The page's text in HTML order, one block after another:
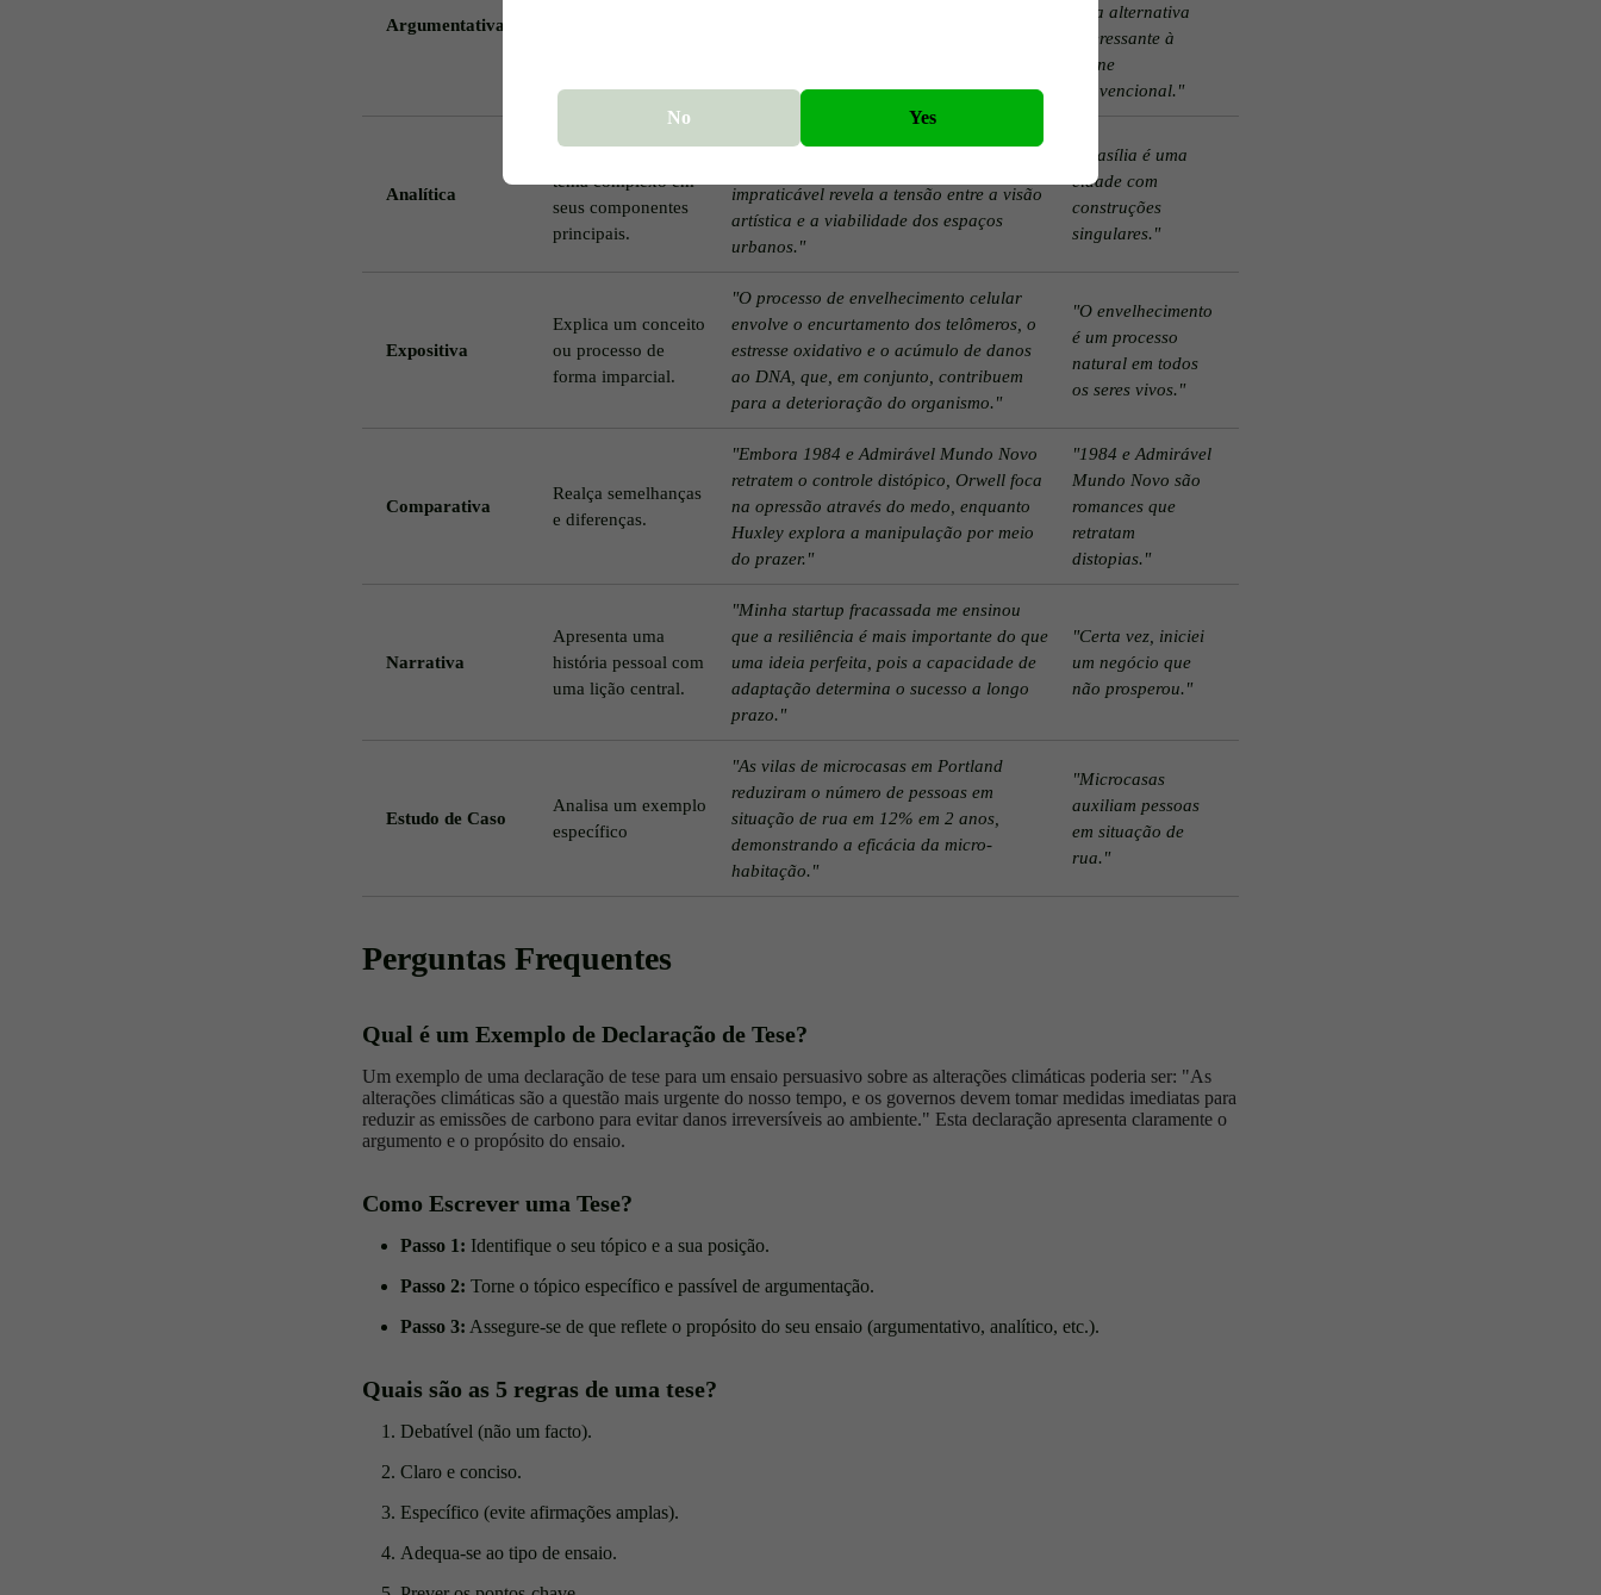
Argumentativa
uma alternativa
interessante à
carne
convencional."
Analítica
tema complexo em
seus componentes
principais.
"A arquitetura de Brasília reflete ideais
impraticável revela a tensão entre a visão
artística e a viabilidade dos espaços
urbanos."
"Brasília é uma
cidade com
construções
singulares."
Expositiva
Explica um conceito
ou processo de
forma imparcial.
"O processo de envelhecimento celular
envolve o encurtamento dos telômeros, o
estresse oxidativo e o acúmulo de danos
ao DNA, que, em conjunto, contribuem
para a deterioração do organismo."
"O envelhecimento
é um processo
natural em todos
os seres vivos."
Comparativa
Realça semelhanças
e diferenças.
"Embora 1984 e Admirável Mundo Novo
retratem o controle distópico, Orwell foca
na opressão através do medo, enquanto
Huxley explora a manipulação por meio
do prazer."
"1984 e Admirável
Mundo Novo são
romances que
retratam
distopias."
Narrativa
Apresenta uma
história pessoal com
uma lição central.
"Minha startup fracassada me ensinou
que a resiliência é mais importante do que
uma ideia perfeita, pois a capacidade de
adaptação determina o sucesso a longo
prazo."
"Certa vez, iniciei
um negócio que
não prosperou."
Estudo de Caso
Analisa um exemplo
específico
"As vilas de microcasas em Portland
reduziram o número de pessoas em
situação de rua em 12% em 2 anos,
demonstrando a eficácia da micro-
habitação."
"Microcasas
auxiliam pessoas
em situação de
rua."
Perguntas Frequentes
Qual é um Exemplo de Declaração de Tese?
Um exemplo de uma declaração de tese para um ensaio persuasivo sobre as alterações climáticas poderia ser: "As
alterações climáticas são a questão mais urgente do nosso tempo, e os governos devem tomar medidas imediatas para
reduzir as emissões de carbono para evitar danos irreversíveis ao ambiente." Esta declaração apresenta claramente o
argumento e o propósito do ensaio.
Como Escrever uma Tese?
Passo 1: Identifique o seu tópico e a sua posição.
Passo 2: Torne o tópico específico e passível de argumentação.
Passo 3: Assegure-se de que reflete o propósito do seu ensaio (argumentativo, analítico, etc.).
Quais são as 5 regras de uma tese?
Debatível (não um facto).
Claro e conciso.
Específico (evite afirmações amplas).
Adequa-se ao tipo de ensaio.
No Yes